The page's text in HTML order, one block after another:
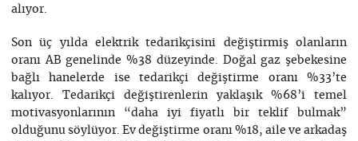
alıyor.
Son üç yılda elektrik tedarikçisini değiştirmiş olanların
oranı AB genelinde %38 düzeyinde. Doğal gaz şebekesine
bağlı hanelerde ise tedarikçi değiştirme oranı %33’te
kalıyor. Tedarikçi değiştirenlerin yaklaşık %68’i temel
motivasyonlarının “daha iyi fiyatlı bir teklif bulmak”
olduğunu söylüyor. Ev değiştirme oranı %18, aile ve arkadaş